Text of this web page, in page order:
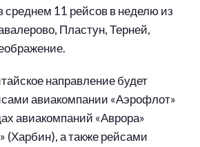
среднем 11 рейсов в неделю из
Пластун, Терней,
направление будет
авиакомпании «Аэрофлот»
авиакомпаний «Аврора»
(Харбин), а также рейсами